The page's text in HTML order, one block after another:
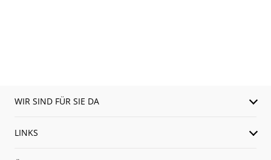
WIR SIND FÜR SIE DA
LINKS